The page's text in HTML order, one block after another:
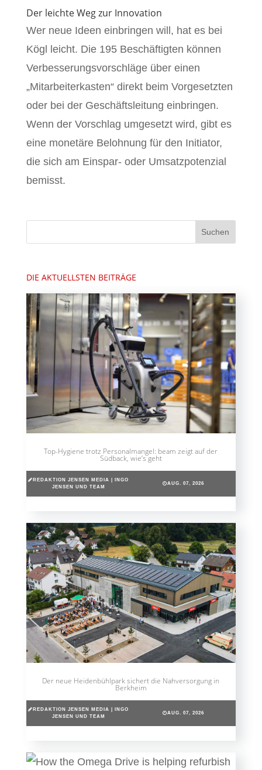
Der leichte Weg zur Innovation
Wer neue Ideen einbringen will, hat es bei
Kögl leicht. Die 195 Beschäftigten können
Verbesserungsvorschläge über einen
„Mitarbeiterkasten“ direkt beim Vorgesetzten
oder bei der Geschäftsleitung einbringen.
Wenn der Vorschlag umgesetzt wird, gibt es
eine monetäre Belohnung für den Initiator,
die sich am Einspar- oder Umsatzpotenzial
bemisst.
DIE AKTUELLSTEN BEITRÄGE
Top-Hygiene trotz Personalmangel: beam zeigt auf der
Südback, wie’s geht
REDAKTION JENSEN MEDIA | INGO
JENSEN UND TEAM
AUG. 07, 2026
Der neue Heidenbühlpark sichert die Nahversorgung in
Berkheim
REDAKTION JENSEN MEDIA | INGO
JENSEN UND TEAM
AUG. 07, 2026